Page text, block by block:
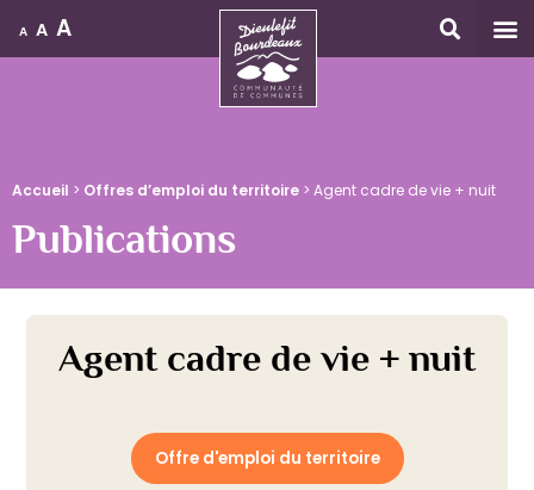
A A A
Accueil > Offres d’emploi du territoire > Agent cadre de vie + nuit
Publications
Offre d'emploi du territoire
Agent cadre de vie + nuit